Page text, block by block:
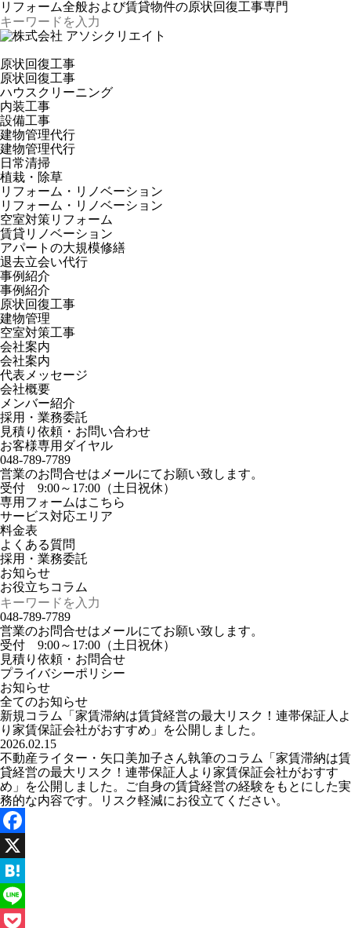
リフォーム全般および賃貸物件の原状回復工事専門
原状回復工事
原状回復工事
ハウスクリーニング
内装工事
設備工事
建物管理代行
建物管理代行
日常清掃
植栽・除草
リフォーム・リノベーション
リフォーム・リノベーション
空室対策リフォーム
賃貸リノベーション
アパートの大規模修繕
退去立会い代行
事例紹介
事例紹介
原状回復工事
建物管理
空室対策工事
会社案内
会社案内
代表メッセージ
会社概要
メンバー紹介
採用・業務委託
見積り依頼・お問い合わせ
お客様専用ダイヤル
048-789-7789
営業のお問合せはメールにてお願い致します。
受付 9:00～17:00（土日祝休）
専用フォームはこちら
サービス対応エリア
料金表
よくある質問
採用・業務委託
お知らせ
お役立ちコラム
048-789-7789
営業のお問合せはメールにてお願い致します。
受付 9:00～17:00（土日祝休）
見積り依頼・お問合せ
プライバシーポリシー
お知らせ
全てのお知らせ
新規コラム「家賃滞納は賃貸経営の最大リスク！連帯保証人よ
り家賃保証会社がおすすめ」を公開しました。
2026.02.15
不動産ライター・矢口美加子さん執筆のコラム「 家賃滞納は賃
貸経営の最大リスク！連帯保証人より家賃保証会社がおすす
め 」を公開しました。ご自身の賃貸経営の経験をもとにした実
務的な内容です。リスク軽減にお役立てください。
Facebook
X
Hatena
Line